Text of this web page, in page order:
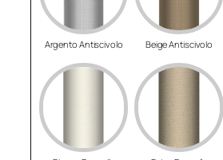
Argento Antiscivolo Beige Antiscivolo